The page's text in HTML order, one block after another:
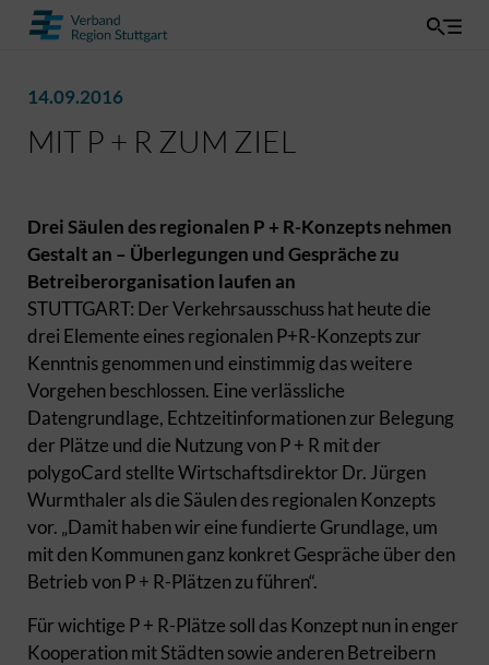
14.09.2016
MIT P + R ZUM ZIEL
Drei Säulen des regionalen P + R-Konzepts nehmen
Gestalt an – Überlegungen und Gespräche zu
Betreiberorganisation laufen an
STUTTGART: Der Verkehrsausschuss hat heute die
drei Elemente eines regionalen P+R-Konzepts zur
Kenntnis genommen und einstimmig das weitere
Vorgehen beschlossen. Eine verlässliche
Datengrundlage, Echtzeitinformationen zur Belegung
der Plätze und die Nutzung von P + R mit der
polygoCard stellte Wirtschaftsdirektor Dr. Jürgen
Wurmthaler als die Säulen des regionalen Konzepts
vor. „Damit haben wir eine fundierte Grundlage, um
mit den Kommunen ganz konkret Gespräche über den
Betrieb von P + R-Plätzen zu führen“.
Für wichtige P + R-Plätze soll das Konzept nun in enger
Kooperation mit Städten sowie anderen Betreibern